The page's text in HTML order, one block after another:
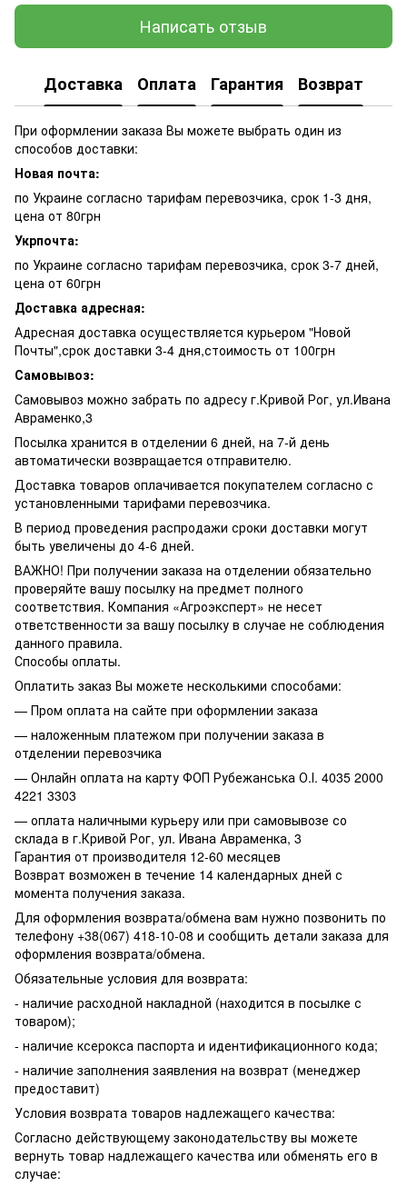
Написать отзыв
Доставка Оплата Гарантия Возврат
При оформлении заказа Вы можете выбрать один из
способов доставки:
Новая почта:
по Украине согласно тарифам перевозчика, срок 1-3 дня,
цена от 80грн
Укрпочта:
по Украине согласно тарифам перевозчика, срок 3-7 дней,
цена от 60грн
Доставка адресная:
Адресная доставка осуществляется курьером "Новой
Почты",срок доставки 3-4 дня,стоимость от 100грн
Самовывоз:
Самовывоз можно забрать по адресу г.Кривой Рог, ул.Ивана
Авраменко,3
Посылка хранится в отделении 6 дней, на 7-й день
автоматически возвращается отправителю.
Доставка товаров оплачивается покупателем согласно с
установленными тарифами перевозчика.
В период проведения распродажи сроки доставки могут
быть увеличены до 4-6 дней.
ВАЖНО! При получении заказа на отделении обязательно
проверяйте вашу посылку на предмет полного
соответствия. Компания «Агроэксперт» не несет
ответственности за вашу посылку в случае не соблюдения
данного правила.
Способы оплаты.
Оплатить заказ Вы можете несколькими способами:
— Пром оплата на сайте при оформлении заказа
— наложенным платежом при получении заказа в
отделении перевозчика
— Онлайн оплата на карту ФОП Рубежанська О.І. 4035 2000
4221 3303
— оплата наличными курьеру или при самовывозе со
склада в г.Кривой Рог, ул. Ивана Авраменка, 3
Гарантия от производителя 12-60 месяцев
Возврат возможен в течение 14 календарных дней с
момента получения заказа.
Для оформления возврата/обмена вам нужно позвонить по
телефону +38(067) 418-10-08 и сообщить детали заказа для
оформления возврата/обмена.
Обязательные условия для возврата:
- наличие расходной накладной (находится в посылке с
товаром);
- наличие ксерокса паспорта и идентификационного кода;
- наличие заполнения заявления на возврат (менеджер
предоставит)
Условия возврата товаров надлежащего качества:
Согласно действующему законодательству вы можете
вернуть товар надлежащего качества или обменять его в
случае: